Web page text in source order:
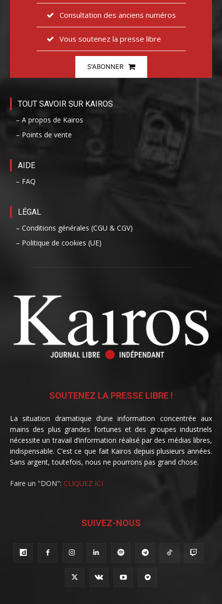
Consultation des anciens numéros
Vous soutenez la presse libre
S'ABONNER
TOUT SAVOIR SUR KAIROS
– A propos de Kairos
– Points de vente
AIDE
– FAQ
LÉGAL
– Conditions générales (CGU & CGV)
– Politique de cookies (UE)
SOUTENEZ LA PRESSE LIBRE !
La situation dramatique d’une information concentrée aux
mains des plus grandes fortunes et des groupes industriels
nécessite un travail d’information réalisé par des médias libres,
indispensable. C’est ce que fait Kairos depuis plusieurs années.
Sans argent, toutefois, nous ne pourrons pas grand chose.
Faire un "DON": CLIQUEZ ICI
SUIVEZ-NOUS